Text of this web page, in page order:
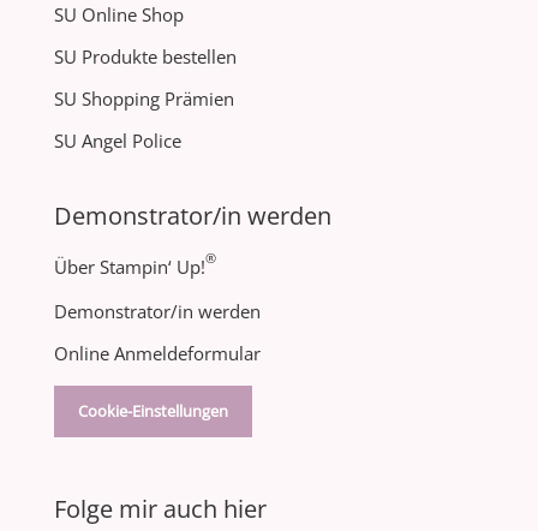
SU Online Shop
SU Produkte bestellen
SU Shopping Prämien
SU Angel Police
Demonstrator/in werden
Über Stampin‘ Up!®
Demonstrator/in werden
Online Anmeldeformular
Cookie-Einstellungen
Folge mir auch hier